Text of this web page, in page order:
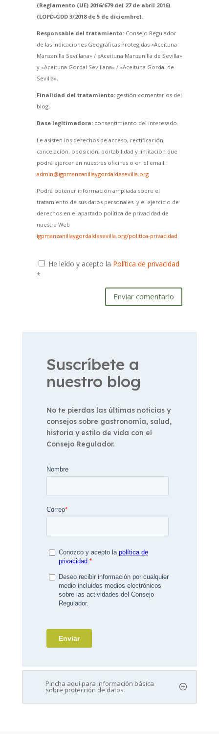
(Reglamento (UE) 2016/679 del 27 de abril 2016)
(LOPD-GDD 3/2018 de 5 de diciembre).
Responsable del tratamiento:Consejo Regulador
de las Indicaciones Geográficas Protegidas «Aceituna
Manzanilla Sevillana» / «Aceituna Manzanilla de Sevilla»
y «Aceituna Gordal Sevillana» / «Aceituna Gordal de
Sevilla».
Finalidad del tratamiento:gestión comentarios del
blog.
Base legitimadora:consentimiento del interesado.
Le asisten los derechos de acceso, rectificación,
cancelación, oposición, portabilidad y limitación que
podrá ejercer en nuestras oficinas o en el email:
admin@igpmanzanillaygordaldesevilla.org
Podrá obtener información ampliada sobre el
tratamiento de sus datos personales y el ejercicio de
derechos en el apartado política de privacidad de
nuestra Web
igpmanzanillaygordaldesevilla.org/politica-privacidad
He leído y acepto la Política de privacidad
*
Enviar comentario
Suscríbete a
nuestro blog
No te pierdas las últimas noticias y
consejos sobre gastronomía, salud,
historia y estilo de vida con el
Consejo Regulador.
Pincha aquí para información básica
sobre protección de datos